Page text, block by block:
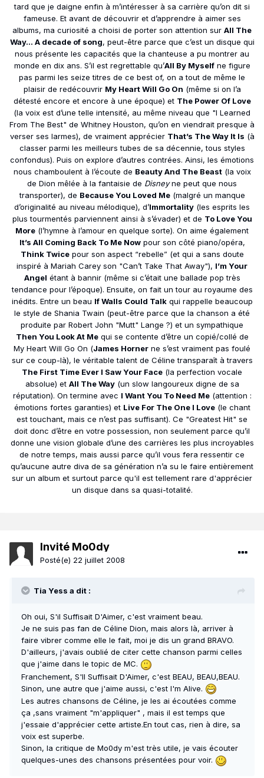
tard que je daigne enfin à m’intéresser à sa carrière qu’on dit si
fameuse. Et avant de découvrir et d’apprendre à aimer ses
albums, ma curiosité a choisi de porter son attention sur All The
Way… A decade of song, peut-être parce que c’est un disque qui
nous présente les capacités que la chanteuse a pu montrer au
monde en dix ans. S’il est regrettable qu’All By Myselfne figure
pas parmi les seize titres de ce best of, on a tout de même le
plaisir de redécouvrir My Heart Will Go On (même si on l’a
détesté encore et encore à une époque) et The Power Of Love
(la voix est d’une telle intensité, au même niveau que "I Learned
From The Best" de Whitney Houston, qu’on en viendrait presque à
verser ses larmes), de vraiment apprécier That’s The Way It Is (à
classer parmi les meilleurs tubes de sa décennie, tous styles
confondus). Puis on explore d’autres contrées. Ainsi, les émotions
nous chamboulent à l’écoute de Beauty And The Beast(la voix
de Dion mêlée à la fantaisie de Disneyne peut que nous
transporter), de Because You Loved Me(malgré un manque
d’originalité au niveau mélodique), d’Immortality (les esprits les
plus tourmentés parviennent ainsi à s’évader) et de To Love You
More (l’hymne à l’amour en quelque sorte). On aime également
It’s All Coming Back To Me Nowpour son côté piano/opéra,
Think Twicepour son aspect “rebelle” (et qui a sans doute
inspiré à Mariah Carey son "Can’t Take That Away"), I’m Your
Angel étant à bannir (même si c’était une ballade pop très
tendance pour l’époque). Ensuite, on fait un tour au royaume des
inédits. Entre un beau If Walls Could Talkqui rappelle beaucoup
le style de Shania Twain (peut-être parce que la chanson a été
produite par Robert John "Mutt" Lange ?) et un sympathique
Then You Look At Mequi se contente d’être un copié/collé de
My Heart Will Go On (James Horner ne s’est vraiment pas foulé
sur ce coup-là), le véritable talent de Céline transparaît à travers
The First Time Ever I Saw Your Face (la perfection vocale
absolue) et All The Way(un slow langoureux digne de sa
réputation). On termine avec I Want You To Need Me(attention :
émotions fortes garanties) et Live For The One I Love(le chant
est touchant, mais ce n’est pas suffisant). Ce "Greatest Hit" se
doit donc d’être en votre possession, non seulement parce qu’il
donne une vision globale d’une des carrières les plus incroyables
de notre temps, mais aussi parce qu’il vous fera ressentir ce
qu’aucune autre diva de sa génération n’a su le faire entièrement
sur un album et surtout parce qu'il est tellement rare d'apprécier
un disque dans sa quasi-totalité.
Invité Mo0dy
Posté(e) 22 juillet 2008
Tia Yess a dit :
Oh oui, S'il Suffisait D'Aimer, c'est vraiment beau.
Je ne suis pas fan de Céline Dion, mais alors là, arriver à
faire vibrer comme elle le fait, moi je dis un grand BRAVO.
D'ailleurs, j'avais oublié de citer cette chanson parmi celles
que j'aime dans le topic de MC.
Franchement, S'Il Suffisait D'Aimer, c'est BEAU, BEAU,BEAU.
Sinon, une autre que j'aime aussi, c'est I'm Alive.
Les autres chansons de Céline, je les ai écoutées comme
ça ,sans vraiment "m'appliquer" , mais il est temps que
j'essaie d'apprécier cette artiste.En tout cas, rien à dire, sa
voix est superbe.
Sinon, la critique de Mo0dy m'est très utile, je vais écouter
quelques-unes des chansons présentées pour voir.